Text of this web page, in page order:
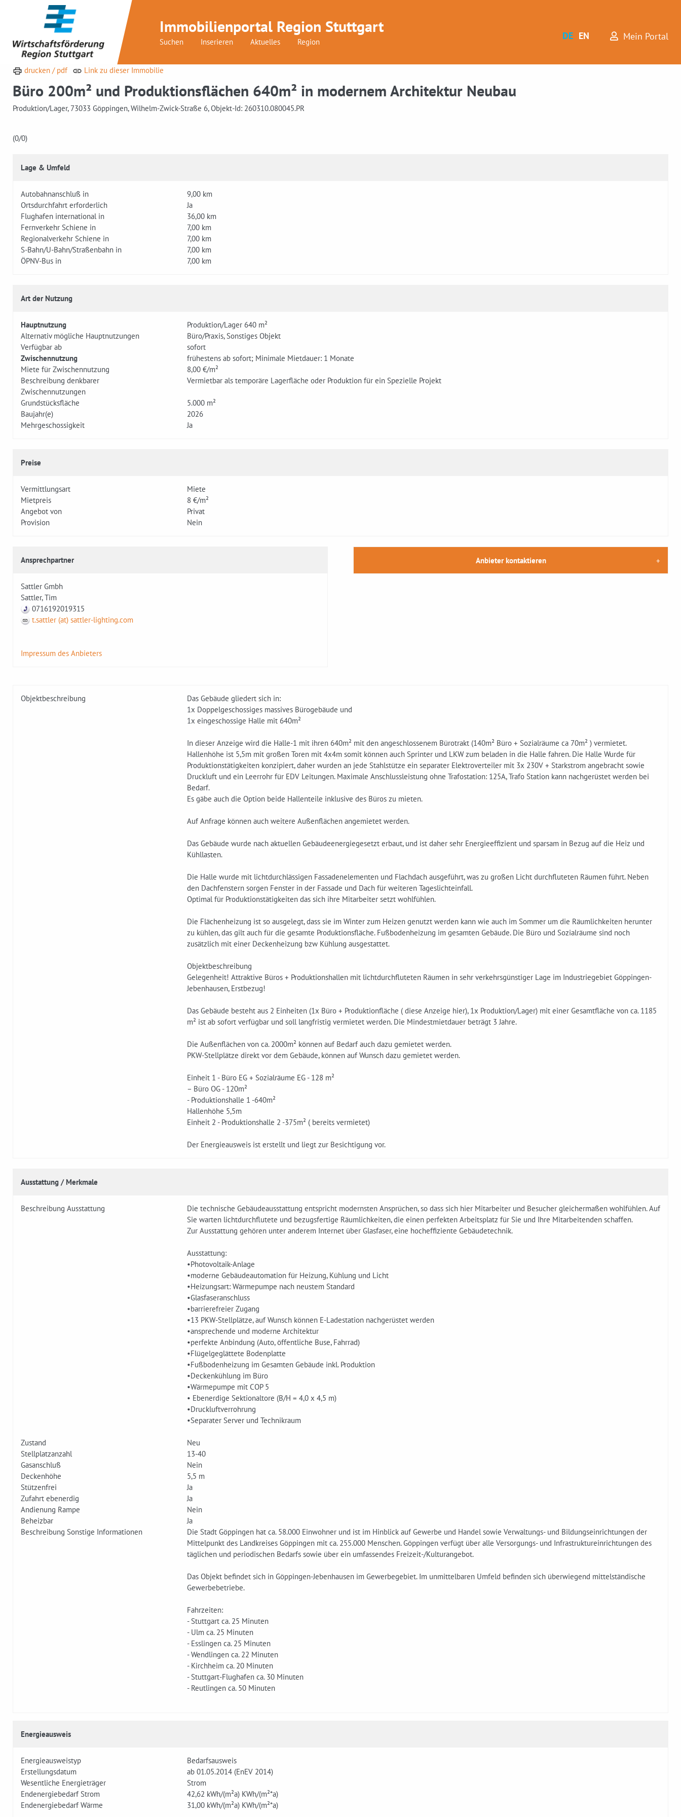
Immobilienportal Region Stuttgart
Suchen Inserieren Aktuelles Region
DE EN Mein Portal
drucken / pdf Link zu dieser Immobilie
Büro 200m² und Produktionsflächen 640m² in modernem Architektur Neubau
Produktion/Lager, 73033 Göppingen, Wilhelm-Zwick-Straße 6, Objekt-Id: 260310.080045.PR
(0/0)
Lage & Umfeld
Autobahnanschluß in
9,00 km
Ortsdurchfahrt erforderlich
Ja
Flughafen international in
36,00 km
Fernverkehr Schiene in
7,00 km
Regionalverkehr Schiene in
7,00 km
S-Bahn/U-Bahn/Straßenbahn in
7,00 km
ÖPNV-Bus in
7,00 km
Art der Nutzung
Hauptnutzung
Produktion/Lager 640 m²
Alternativ mögliche Hauptnutzungen
Büro/Praxis, Sonstiges Objekt
Verfügbar ab
sofort
Zwischennutzung
frühestens ab sofort; Minimale Mietdauer: 1 Monate
Miete für Zwischennutzung
8,00 €/m²
Beschreibung denkbarer
Zwischennutzungen
Vermietbar als temporäre Lagerfläche oder Produktion für ein Spezielle Projekt
Grundstücksfläche
5.000 m²
Baujahr(e)
2026
Mehrgeschossigkeit
Ja
Preise
Vermittlungsart
Miete
Mietpreis
8 €/m²
Angebot von
Privat
Provision
Nein
Ansprechpartner
Sattler Gmbh
Sattler, Tim
0716192019315
t.sattler (at) sattler-lighting.com
Impressum des Anbieters
Anbieter kontaktieren
Objektbeschreibung
Das Gebäude gliedert sich in:
1x Doppelgeschossiges massives Bürogebäude und
1x eingeschossige Halle mit 640m²
In dieser Anzeige wird die Halle-1 mit ihren 640m² mit den angeschlossenem Bürotrakt (140m² Büro + Sozialräume ca 70m² ) vermietet.
Hallenhöhe ist 5,5m mit großen Toren mit 4x4m somit können auch Sprinter und LKW zum beladen in die Halle fahren. Die Halle Wurde für
Produktionstätigkeiten konzipiert, daher wurden an jede Stahlstütze ein separater Elektroverteiler mit 3x 230V + Starkstrom angebracht sowie
Druckluft und ein Leerrohr für EDV Leitungen. Maximale Anschlussleistung ohne Trafostation: 125A, Trafo Station kann nachgerüstet werden bei
Bedarf.
Es gäbe auch die Option beide Hallenteile inklusive des Büros zu mieten.
Auf Anfrage können auch weitere Außenflächen angemietet werden.
Das Gebäude wurde nach aktuellen Gebäudeenergiegesetzt erbaut, und ist daher sehr Energieeffizient und sparsam in Bezug auf die Heiz und
Kühllasten.
Die Halle wurde mit lichtdurchlässigen Fassadenelementen und Flachdach ausgeführt, was zu großen Licht durchfluteten Räumen führt. Neben
den Dachfenstern sorgen Fenster in der Fassade und Dach für weiteren Tageslichteinfall.
Optimal für Produktionstätigkeiten das sich ihre Mitarbeiter setzt wohlfühlen.
Die Flächenheizung ist so ausgelegt, dass sie im Winter zum Heizen genutzt werden kann wie auch im Sommer um die Räumlichkeiten herunter
zu kühlen, das gilt auch für die gesamte Produktionsfläche. Fußbodenheizung im gesamten Gebäude. Die Büro und Sozialräume sind noch
zusätzlich mit einer Deckenheizung bzw Kühlung ausgestattet.
Objektbeschre­ibung
Gelegenheit! Attraktive Büros + Produktionshallen mit lichtdurchfluteten Räumen in sehr verkehrsgünstiger Lage im Industriegebiet Göppingen-
Jebenhausen, Erstbezug!
Das Gebäude besteht aus 2 Einheiten (1x Büro + Produktionfläche ( diese Anzeige hier), 1x Produktion/Lager) mit einer Gesamtfläche von ca. 1185
m² ist ab sofort verfügbar und soll langfristig vermietet werden. Die Mindestmietdauer beträgt 3 Jahre.
Die Außenflächen von ca. 2000m² können auf Bedarf auch dazu gemietet werden.
PKW-Stellplätze direkt vor dem Gebäude, können auf Wunsch dazu gemietet werden.
Einheit 1 - Büro EG + Sozialräume EG - 128 m²
– Büro OG - 120m²
- Produktionshalle 1 -640m²
Hallenhöhe 5,5m
Einheit 2 - Produktionshalle 2 -375m² ( bereits vermietet)
Der Energieausweis ist erstellt und liegt zur Besichtigung vor.
Ausstattung / Merkmale
Beschreibung Ausstattung
Die technische Gebäudeausstattung entspricht modernsten Ansprüchen, so dass sich hier Mitarbeiter und Besucher gleichermaßen wohlfühlen. Auf
Sie warten lichtdurchflutete und bezugsfertige Räumlichkeiten, die einen perfekten Arbeitsplatz für Sie und Ihre Mitarbeitenden schaffen.
Zur Ausstattung gehören unter anderem Internet über Glasfaser, eine hocheffiziente Gebäudetechnik.
Ausstattung­:
•Photovoltaik-Anlage
•mode­rne Gebäudeautomation für Heizung, Kühlung und Licht
•Heizungsart: Wärmepumpe nach neustem Standard
•Glasfaseranschluss
•barrierefreier Zugang
•13 PKW-Stellplätze, auf Wunsch können E-Ladestation nachgerüstet werden
•ansprechende und moderne Architektur
•perfekte Anbindung (Auto, öffentliche Buse, Fahrrad)
•Flügelgeglättete Bodenplatte
•Fußbodenheizung im Gesamten Gebäude inkl. Produktion
•Deckenkühlung im Büro
•Wärmepumpe mit COP 5
• Ebenerdige Sektionaltore (B/H = 4,0 x 4,5 m)
•Druckluftverrohrung
•Sep­arater Server und Technikraum
Zustand
Neu
Stellplatzanzahl
13-40
Gasanschluß
Nein
Deckenhöhe
5,5 m
Stützenfrei
Ja
Zufahrt ebenerdig
Ja
Andienung Rampe
Nein
Beheizbar
Ja
Beschreibung Sonstige Informationen
Die Stadt Göppingen hat ca. 58.000 Einwohner und ist im Hinblick auf Gewerbe und Handel sowie Verwaltungs- und Bildungseinrichtungen der
Mittelpunkt des Landkreises Göppingen mit ca. 255.000 Menschen. Göppingen verfügt über alle Versorgungs- und Infrastruktureinrichtungen des
täglichen und periodischen Bedarfs sowie über ein umfassendes Freizeit-/Kulturangebot.
Da­s Objekt befindet sich in Göppingen-Jebenhausen im Gewerbegebiet. Im unmittelbaren Umfeld befinden sich überwiegend mittelständische
Gewerbebetriebe.
Fahrzeiten­:
- Stuttgart ca. 25 Minuten
- Ulm ca. 25 Minuten
- Esslingen ca. 25 Minuten
- Wendlingen ca. 22 Minuten
- Kirchheim ca. 20 Minuten
- Stuttgart-Flughafen ca. 30 Minuten
- Reutlingen ca. 50 Minuten
Energieausweis
Energieausweistyp
Bedarfsausweis
Erstellungsdatum
ab 01.05.2014 (EnEV 2014)
Wesentliche Energieträger
Strom
Endenergiebedarf Strom
42,62 kWh/(m²a) KWh/(m²*a)
Endenergiebedarf Wärme
31,00 kWh/(m²a) KWh/(m²*a)